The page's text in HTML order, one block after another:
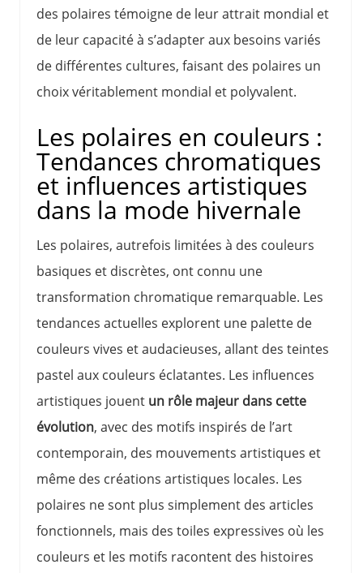
des polaires témoigne de leur attrait mondial et
de leur capacité à s’adapter aux besoins variés
de différentes cultures, faisant des polaires un
choix véritablement mondial et polyvalent.
Les polaires en couleurs :
Tendances chromatiques
et influences artistiques
dans la mode hivernale
Les polaires, autrefois limitées à des couleurs
basiques et discrètes, ont connu une
transformation chromatique remarquable. Les
tendances actuelles explorent une palette de
couleurs vives et audacieuses, allant des teintes
pastel aux couleurs éclatantes. Les influences
artistiques jouent un rôle majeur dans cette
évolution, avec des motifs inspirés de l’art
contemporain, des mouvements artistiques et
même des créations artistiques locales. Les
polaires ne sont plus simplement des articles
fonctionnels, mais des toiles expressives où les
couleurs et les motifs racontent des histoires